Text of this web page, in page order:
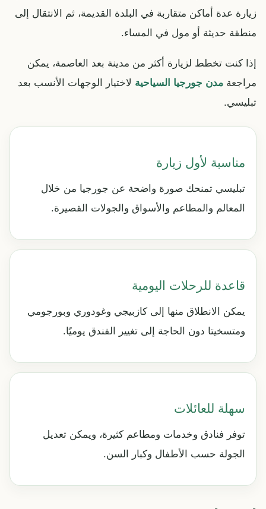
زيارة عدة أماكن متقاربة في البلدة القديمة، ثم الانتقال إلى
منطقة حديثة أو مول في المساء.
إذا كنت تخطط لزيارة أكثر من مدينة بعد العاصمة، يمكن
مراجعة مدن جورجيا السياحية لاختيار الوجهات الأنسب بعد
تبليسي.
مناسبة لأول زيارة
تبليسي تمنحك صورة واضحة عن جورجيا من خلال
المعالم والمطاعم والأسواق والجولات القصيرة.
قاعدة للرحلات اليومية
يمكن الانطلاق منها إلى كازبيجي وغودوري وبورجومي
ومتسخيتا دون الحاجة إلى تغيير الفندق يوميًا.
سهلة للعائلات
توفر فنادق وخدمات ومطاعم كثيرة، ويمكن تعديل
الجولة حسب الأطفال وكبار السن.